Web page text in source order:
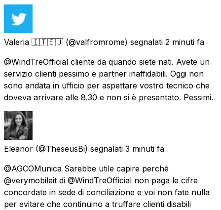
Valeria 🇮🇹🇪🇺 (@valfromrome) segnalati 2 minuti fa
@WindTreOfficial cliente da quando siete nati. Avete un
servizio clienti pessimo e partner inaffidabili. Oggi non
sono andata in ufficio per aspettare vostro tecnico che
doveva arrivare alle 8.30 e non si è presentato. Pessimi.
Eleanor (@TheseusBi) segnalati 3 minuti fa
@AGCOMunica Sarebbe utile capire perché
@verymobileit di @WindTreOfficial non paga le cifre
concordate in sede di conciliazione e voi non fate nulla
per evitare che continuino a truffare clienti disabili